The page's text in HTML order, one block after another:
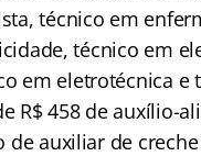
técnico em
técnico em
em eletrotécnica e
R$ 458 de auxílio-
auxiliar de